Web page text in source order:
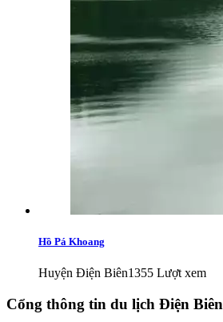
Hồ Pá Khoang
Huyện Điện Biên1355 Lượt xem
Cổng thông tin du lịch Điện Biên